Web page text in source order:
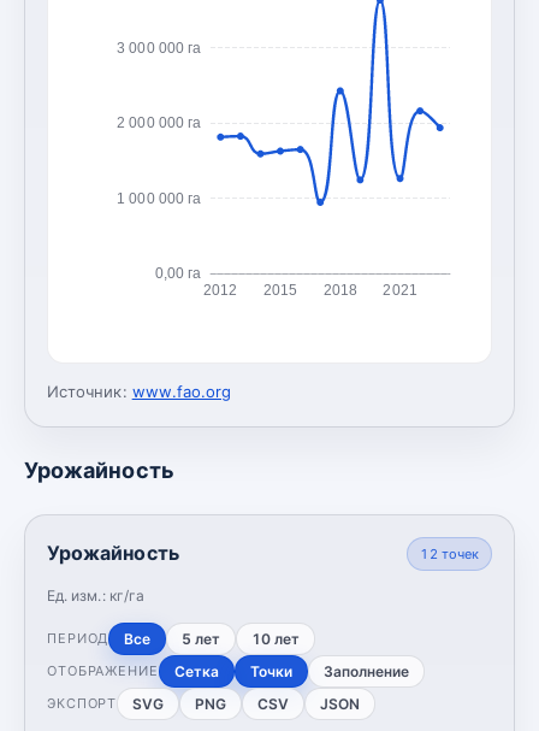
0,00 га
1 000 000 га
2 000 000 га
3 000 000 га
2012 2015 2018 2021
Источник: www.fao.org
Урожайность
Урожайность
Ед. изм.: кг/га
12 точек
ПЕРИОД Все 5 лет 10 лет
ОТОБРАЖЕНИЕ Сетка Точки Заполнение
ЭКСПОРТ SVG PNG CSV JSON